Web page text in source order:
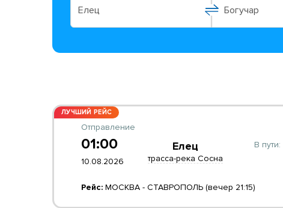
ЛУЧШИЙ РЕЙС
Отправление
01:00
10.08.2026
Елец
трасса-река Сосна
В пути:
Рейс: МОСКВА - СТАВРОПОЛЬ (вечер 21:15)